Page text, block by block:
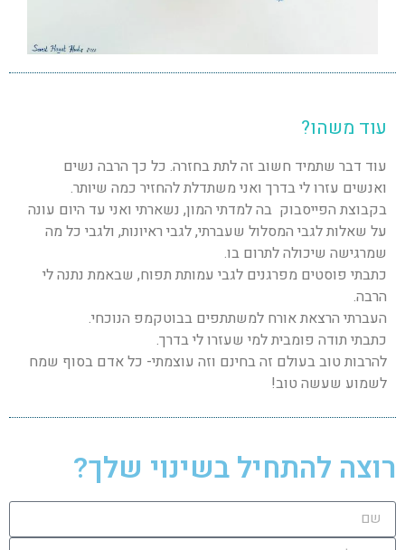
רוצה להתחיל בשינוי שלך?
עוד משהו?
עוד דבר שתמיד חשוב זה לתת בחזרה. כל כך הרבה נשים
ואנשים עזרו לי בדרך ואני משתדלת להחזיר כמה שיותר.
בקבוצת הפייסבוק בה למדתי המון, נשארתי ואני עד היום עונה
על שאלות לגבי המסלול שעברתי, לגבי ראיונות, ולגבי כל מה
שמרגישה שיכולה לתרום בו.
כתבתי פוסטים מפרגנים לגבי עמותת תפוח, שבאמת נתנה לי
הרבה.
העברתי הרצאת אורח למשתתפים בבוטקמפ הנוכחי.
כתבתי תודה פומבית למי שעזרו לי בדרך.
להרבות טוב בעולם זה בחינם וזה עוצמתי- כל אדם בסוף שמח
לשמוע שעשה טוב!